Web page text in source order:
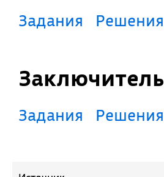
Задания Решения
Задания Решения